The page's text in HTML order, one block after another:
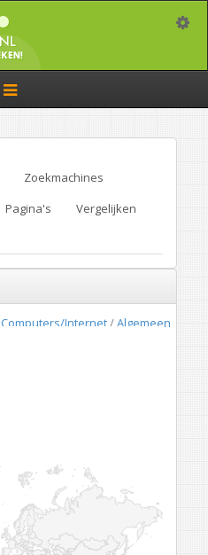
Toggle
navigation
Zoekmachines
Pagina's
Vergelijken
Computers/Internet/Algemeen